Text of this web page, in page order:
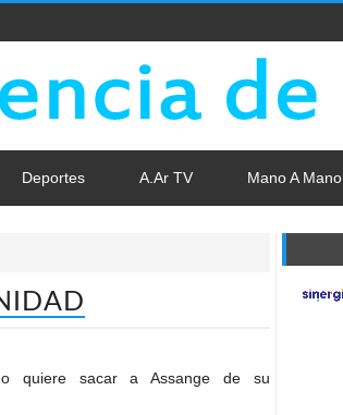
Deportes A.Ar TV Mano A Mano
quiere sacar a Assange de su